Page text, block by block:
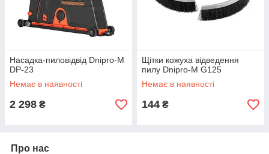
Насадка-пиловідвід Dnipro-M
DP-23
Немає в наявності
2 298 ₴
Щітки кожуха відведення
пилу Dnipro-M G125
Немає в наявності
144 ₴
Про нас